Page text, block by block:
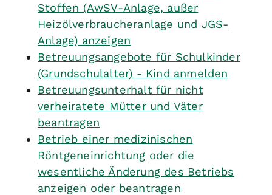
Stoffen (AwSV-Anlage, außer
Heizölverbraucheranlage und JGS-
Anlage) anzeigen
Betreuungsangebote für Schulkinder
(Grundschulalter) - Kind anmelden
Betreuungsunterhalt für nicht
verheiratete Mütter und Väter
beantragen
Betrieb einer medizinischen
Röntgeneinrichtung oder die
wesentliche Änderung des Betriebs
anzeigen oder beantragen